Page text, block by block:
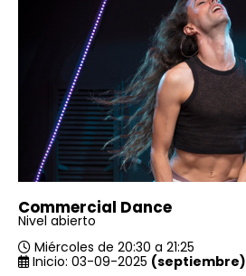
Commercial Dance
Nivel abierto
Miércoles de 20:30 a 21:25
Inicio: 03-09-2025 (septiembre)